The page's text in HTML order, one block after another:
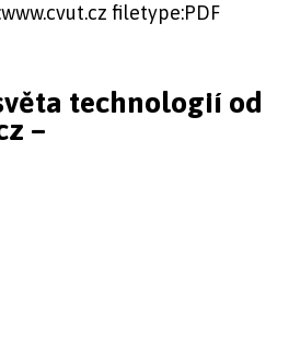
filetype:PDF
technologií od
–